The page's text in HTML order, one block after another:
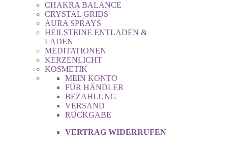
CHAKRA BALANCE
CRYSTAL GRIDS
AURA SPRAYS
HEILSTEINE ENTLADEN &
LADEN
MEDITATIONEN
KERZENLICHT
KOSMETIK
MEIN KONTO
FÜR HÄNDLER
BEZAHLUNG
VERSAND
RÜCKGABE
VERTRAG WIDERRUFEN